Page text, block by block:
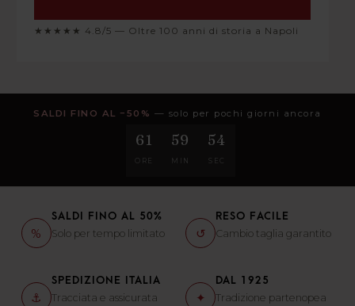
★★★★★ 4.8/5 — Oltre 100 anni di storia a Napoli
SALDI FINO AL −50% — solo per pochi giorni ancora
61
ORE
59
MIN
52
SEC
%
SALDI FINO AL 50%
Solo per tempo limitato
↺
RESO FACILE
Cambio taglia garantito
⚓
SPEDIZIONE ITALIA
Tracciata e assicurata
✦
DAL 1925
Tradizione partenopea